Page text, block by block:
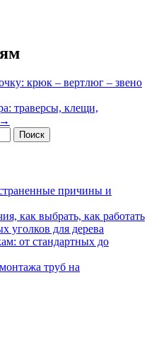
крюк – вертлюг – звено
траверсы, клещи,
→
причины и
как выбрать, как работать
уголков для дерева
от стандартных до
труб на